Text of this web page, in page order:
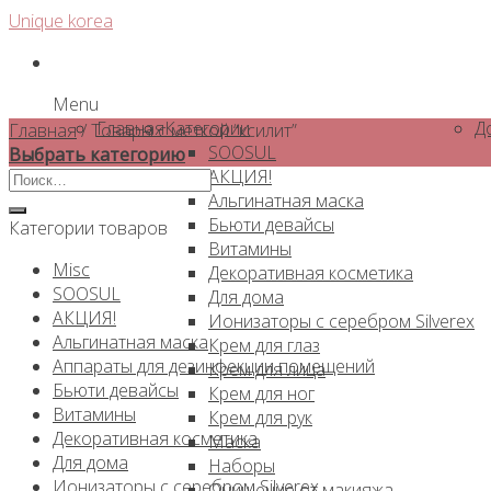
Skip
content
Unique korea
Menu
ГлавнаяКатегории
SOOSUL
АКЦИЯ!
Альгинатная маска
Бьюти девайсы
Витамины
Декоративная косметика
Для дома
Ионизаторы с серебром Silverex
Крем для глаз
Крем для лица
Крем для ног
Крем для рук
Маска
Наборы
Главная/Товары с меткой “ксилит”
Выбрать категорию
Искать:
Категории товаров
Misc
SOOSUL
АКЦИЯ!
Альгинатная маска
Аппараты для дезинфекции помещений
Бьюти девайсы
Витамины
Декоративная косметика
Для дома